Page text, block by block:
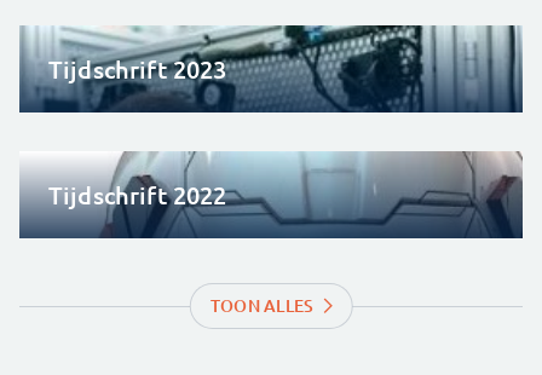
Tijdschrift 2023
Tijdschrift 2022
TOON ALLES